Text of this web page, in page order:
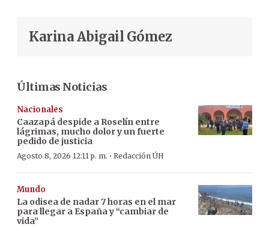
Karina Abigail Gómez
Últimas Noticias
Nacionales
Caazapá despide a Roselín entre
lágrimas, mucho dolor y un fuerte
pedido de justicia
Agosto 8, 2026 12:11 p. m. · Redacción ÚH
Mundo
La odisea de nadar 7 horas en el mar
para llegar a España y “cambiar de
vida”